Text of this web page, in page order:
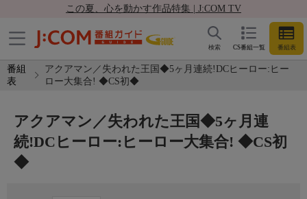
この夏、心を動かす作品特集 | J:COM TV
CS番組一覧 番組表
検索
番組
表
アクアマン／失われた王国◆5ヶ月連続!DCヒーロー:ヒー
ロー大集合! ◆CS初◆
アクアマン／失われた王国◆5ヶ月連
続!DCヒーロー:ヒーロー大集合! ◆CS初
◆